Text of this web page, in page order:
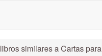
libros similares a Cartas